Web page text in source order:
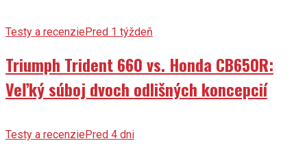
Testy a recenziePred 1 týždeň
Triumph Trident 660 vs. Honda CB650R:
Veľký súboj dvoch odlišných koncepcií
Testy a recenziePred 4 dni